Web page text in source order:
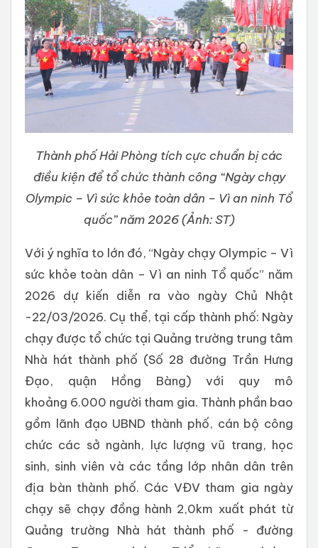
Thành phố Hải Phòng tích cực chuẩn bị các
điều kiện để tổ chức thành công “Ngày chạy
Olympic – Vì sức khỏe toàn dân – Vì an ninh Tổ
quốc” năm 2026 (Ảnh: ST)
Với ý nghĩa to lớn đó, “Ngày chạy Olympic – Vì
sức khỏe toàn dân – Vì an ninh Tổ quốc” năm
2026 dự kiến diễn ra vào ngày Chủ Nhật
-22/03/2026. Cụ thể, tại cấp thành phố: Ngày
chạy được tổ chức tại Quảng trường trung tâm
Nhà hát thành phố (Số 28 đường Trần Hưng
Đạo, quận Hồng Bàng) với quy mô
khoảng 6.000 người tham gia. Thành phần bao
gồm lãnh đạo UBND thành phố, cán bộ công
chức các sở ngành, lực lượng vũ trang, học
sinh, sinh viên và các tầng lớp nhân dân trên
địa bàn thành phố. Các VĐV tham gia ngày
chạy sẽ chạy đồng hành 2,0km xuất phát từ
Quảng trường Nhà hát thành phố - đường